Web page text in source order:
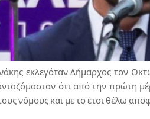
εκλεγόταν Δήμαρχος τον
ότι από την πρώτη
νόμους και με το έτσι θέλω